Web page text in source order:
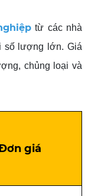
từ các nhà
số lượng lớn. Giá
chủng loại và
giá